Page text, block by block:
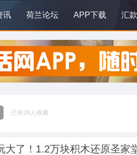
讯 荷兰论坛 APP下载 汇
已有39 人收藏
大了！1.2万块积木还原圣家